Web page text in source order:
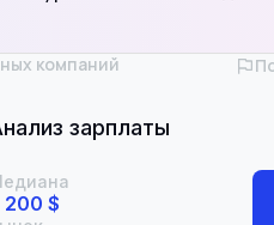
компаний
зарплаты
200 $